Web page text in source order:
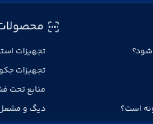
است؟
تجهیزات
تجهیزات
منابع تحت
دیگ و